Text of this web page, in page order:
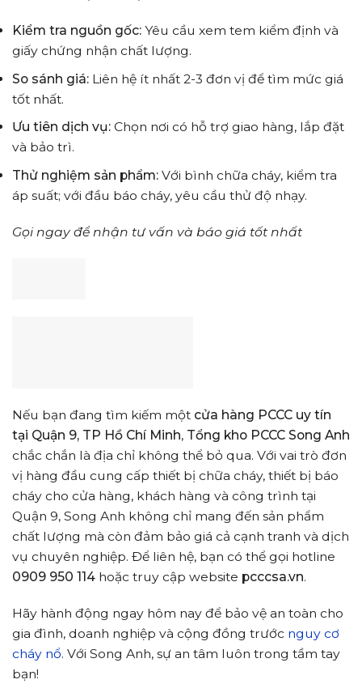
Kiểm tra nguồn gốc: Yêu cầu xem tem kiểm định và
giấy chứng nhận chất lượng.
So sánh giá: Liên hệ ít nhất 2-3 đơn vị để tìm mức giá
tốt nhất.
Ưu tiên dịch vụ: Chọn nơi có hỗ trợ giao hàng, lắp đặt
và bảo trì.
Thử nghiệm sản phẩm: Với bình chữa cháy, kiểm tra
áp suất; với đầu báo cháy, yêu cầu thử độ nhạy.
Gọi ngay để nhận tư vấn và báo giá tốt nhất
Nếu bạn đang tìm kiếm một cửa hàng PCCC uy tín
tại Quận 9, TP Hồ Chí Minh, Tổng kho PCCC Song Anh
chắc chắn là địa chỉ không thể bỏ qua. Với vai trò đơn
vị hàng đầu cung cấp thiết bị chữa cháy, thiết bị báo
cháy cho cửa hàng, khách hàng và công trình tại
Quận 9, Song Anh không chỉ mang đến sản phẩm
chất lượng mà còn đảm bảo giá cả cạnh tranh và dịch
vụ chuyên nghiệp. Để liên hệ, bạn có thể gọi hotline
0909 950 114 hoặc truy cập website pcccsa.vn.
Hãy hành động ngay hôm nay để bảo vệ an toàn cho
gia đình, doanh nghiệp và cộng đồng trước nguy cơ
cháy nổ. Với Song Anh, sự an tâm luôn trong tầm tay
bạn!